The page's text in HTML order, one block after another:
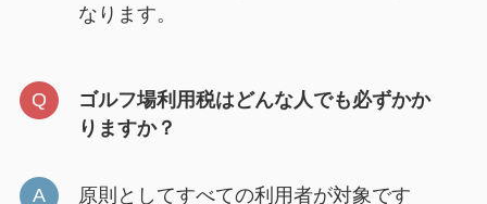
なります。
ゴルフ場利用税はどんな人でも必ずかか
りますか？
原則としてすべての利用者が対象です